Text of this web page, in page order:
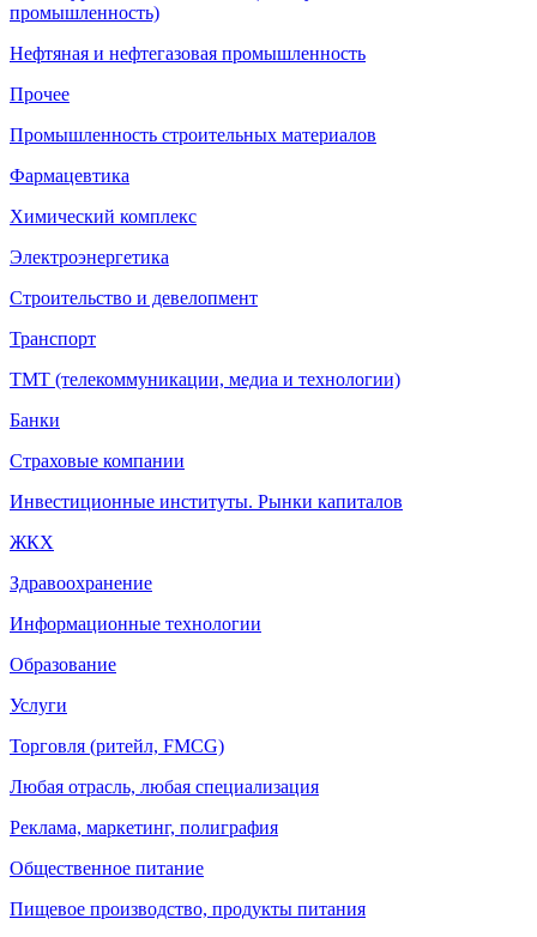
промышленность)
Нефтяная и нефтегазовая промышленность
Прочее
Промышленность строительных материалов
Фармацевтика
Химический комплекс
Электроэнергетика
Строительство и девелопмент
Транспорт
ТМТ (телекоммуникации, медиа и технологии)
Банки
Страховые компании
Инвестиционные институты. Рынки капиталов
ЖКХ
Здравоохранение
Информационные технологии
Образование
Услуги
Торговля (ритейл, FMCG)
Любая отрасль, любая специализация
Реклама, маркетинг, полиграфия
Общественное питание
Пищевое производство, продукты питания